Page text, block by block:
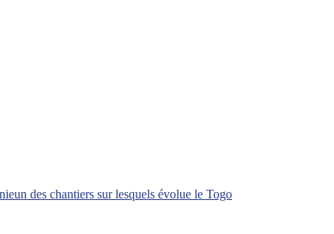
un des chantiers sur lesquels évolue le Togo